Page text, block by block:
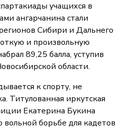
учащихся в
ангарчанина стали
Сибири и Дальнего
и произвольную
89,25 балла, уступив
области.
к спорту, не
Титулованная иркутская
Екатерина Букина
вольной борьбе для кадетов